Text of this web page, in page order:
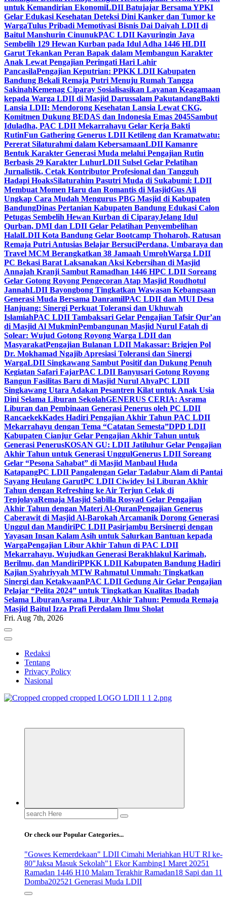
untuk Kemandirian EkonomiLDII Batujajar Bersama YPKI
Gelar Edukasi Kesehatan Deteksi Dini Kanker dan Tumor ke
WargaTulus Pribadi Memotivasi Bisnis Dai Daiyah LDII di
Baitul Manshurin CinunukPAC LDII Kayuringin Jaya
Sembelih 129 Hewan Kurban pada Idul Adha 1446 HLDII
Garut Tekankan Peran Bapak dalam Membangun Karakter
Anak Lewat Pengajian Peringati Hari Lahir
PancasilaPengajian Keputrian: PPKK LDII Kabupaten
Bandung Bekali Remaja Putri Menuju Rumah Tangga
SakinahKemenag Ciparay Sosialisasikan Layanan Keagamaan
kepada Warga LDII di Masjid Darussalam PakutandangBakti
Lansia LDII: Mendorong Kesehatan Lansia Lewat CKG,
Komitmen Dukung BEDAS dan Indonesia Emas 2045Sambut
Iduladha, PAC LDII Mekarrahayu Gelar Kerja Bakti
RutinFun Gathering Generus LDII Ketileng dan Kramatwatu:
Pererat Silaturahmi dalam KebersamaanLDII Kamanre
Bentuk Karakter Generasi Muda melalui Pengajian Rutin
Berbasis 29 Karakter LuhurLDII Sulsel Gelar Pelatihan
Jurnalistik, Cetak Kontributor Profesional dan Tangguh
Hadapi HoaksSilaturahim Pasutri Muda di Sukabumi: LDII
Membuat Momen Haru dan Romantis di MasjidGus Ali
Ungkap Cara Mudah Mengurus PBG Masjid di Kabupaten
BandungDinas Pertanian Kabupaten Bandung Edukasi Calon
Petugas Sembelih Hewan Kurban di CiparayJelang Idul
Qurban, DMI dan LDII Gelar Pelatihan Penyembelihan
HalalLDII Kota Bandung Gelar Bootcamp Thoharoh, Ratusan
Remaja Putri Antusias Belajar BersuciPerdana, Umbaraya dan
Travel MCM Berangkatkan 38 Jamaah UmrohWarga LDII
PC Bekasi Barat Laksanakan Aksi Kebersihan di Masjid
Annajah Kranji Sambut Ramadhan 1446 HPC LDII Soreang
Gelar Gotong Royong Pengecoran Atap Masjid Roudhotul
JannahLDII Bayongbong Tingkatkan Wawasan Kebangsaan
Generasi Muda Bersama DanramilPAC LDII dan MUI Desa
Hanjuang: Sinergi Perkuat Toleransi dan Ukhuwah
IslamiahPAC LDII Tambaksari Gelar Pengajian Tafsir Qur’an
di Masjid Al MukminPembangunan Masjid Nurul Fatah di
Solear: Wujud Gotong Royong Warga LDII dan
MasyarakatPengajian Bulanan LDII Makassar: Brigjen Pol
Dr. Mokhamad Ngajib Apresiasi Toleransi dan Sinergi
WargaLDII Singkawang Sambut Positif dan Dukung Penuh
Kegiatan Safari FajarPAC LDII Banyusari Gotong Royong
Bangun Fasilitas Baru di Masjid Nurul AhyaPC LDII
Singkawang Utara Adakan Pesantren Kilat untuk Anak Usia
Dini Selama Liburan SekolahGENERUS CERIA: Asrama
Liburan dan Pembinaan Generasi Penerus oleh PC LDII
RancaekekKades Hadiri Pengajian Akhir Tahun PAC LDII
Mekarrahayu dengan Tema “Catatan Semesta”DPD LDII
Kabupaten Cianjur Gelar Pengajian Akhir Tahun untuk
Generasi PenerusKOSAN GU: LDII Jatiluhur Gelar Pengajian
Akhir Tahun untuk Generasi UnggulGenerus LDII Soreang
Gelar “Pesona Sahabat” di Masjid Manbaul Huda
KatapangPC LDII Pangalengan Gelar Tadabur Alam di Pantai
Sayang Heulang GarutPC LDII Ciwidey Isi Liburan Akhir
Tahun dengan Refreshing ke Air Terjun Celak di
TenjolayaRemaja Masjid Sabilla Rosyad Gelar Pengajian
Akhir Tahun dengan Materi Al-QuranPengajian Generus
Caberawit di Masjid Al-Barokah Arcamanik Dorong Generasi
Unggul dan MandiriPC LDII Pasirjambu Bersinergi dengan
Yayasan Insan Kalam Asih untuk Salurkan Bantuan kepada
WargaPengajian Libur Akhir Tahun di PAC LDII
Mekarrahayu, Wujudkan Generasi Berakhlakul Karimah,
Berilmu, dan MandiriPPKK LDII Kabupaten Bandung Hadiri
Kajian Syahriyyah MTW Rahmatul Ummah: Tingkatkan
Sinergi dan KetakwaanPAC LDII Gedung Air Gelar Pengajian
Pelajar “Pelita 2024” untuk Tingkatkan Kualitas Ibadah
Selama LiburanAsrama Libur Akhir Tahun: Pemuda Remaja
Masjid Baitul Izza Prafi Perdalam Ilmu Sholat
Fri. Aug 7th, 2026
Redaksi
Tentang
Privacy Policy
Nasional
Search
for:
Or check our Popular Categories...
"Gowes Kemerdekaan" LDII Cimahi Meriahkan HUT RI ke-
80"Jaksa Masuk Sekolah"1 Ekor Kambing1 Maret 20251
Ramadan 1446 H10 Malam Terakhir Ramadan18 Sapi dan 11
Domba202521 Generasi Muda LDII